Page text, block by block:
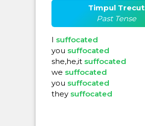
Timpul Trecut
Past Tense
I suffocated
you suffocated
she,he,it suffocated
we suffocated
you suffocated
they suffocated